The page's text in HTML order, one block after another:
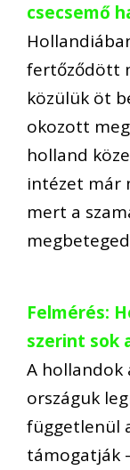
csecsemő
fertőződött
közülük öt
okozott
holland
intézet már
mert a
Felmérés:
szerint sok
A
országuk
függetlenül
támogatják